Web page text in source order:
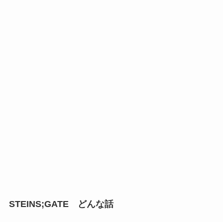
STEINS;GATE どんな話